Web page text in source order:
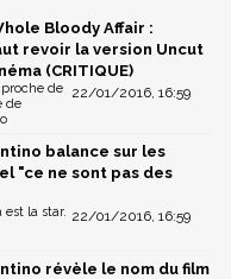
Bloody Affair :
revoir la version Uncut
(CRITIQUE)
22/01/2016, 16:59
de
de
balance sur les
"ce ne sont pas des
22/01/2016, 16:59
est la star.
révèle le nom du film